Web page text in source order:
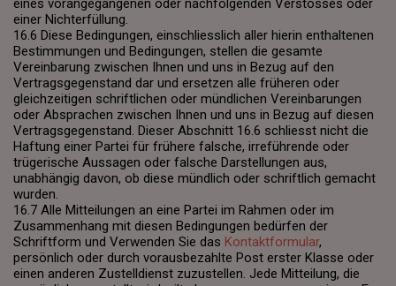
eines vorangegangenen oder nachfolgenden Verstosses oder
einer Nichterfüllung.
16.6 Diese Bedingungen, einschliesslich aller hierin enthaltenen
Bestimmungen und Bedingungen, stellen die gesamte
Vereinbarung zwischen Ihnen und uns in Bezug auf den
Vertragsgegenstand dar und ersetzen alle früheren oder
gleichzeitigen schriftlichen oder mündlichen Vereinbarungen
oder Absprachen zwischen Ihnen und uns in Bezug auf diesen
Vertragsgegenstand. Dieser Abschnitt 16.6 schliesst nicht die
Haftung einer Partei für frühere falsche, irreführende oder
trügerische Aussagen oder falsche Darstellungen aus,
unabhängig davon, ob diese mündlich oder schriftlich gemacht
wurden.
16.7 Alle Mitteilungen an eine Partei im Rahmen oder im
Zusammenhang mit diesen Bedingungen bedürfen der
Schriftform und Verwenden Sie das Kontaktformular,
persönlich oder durch vorausbezahlte Post erster Klasse oder
einen anderen Zustelldienst zuzustellen. Jede Mitteilung, die